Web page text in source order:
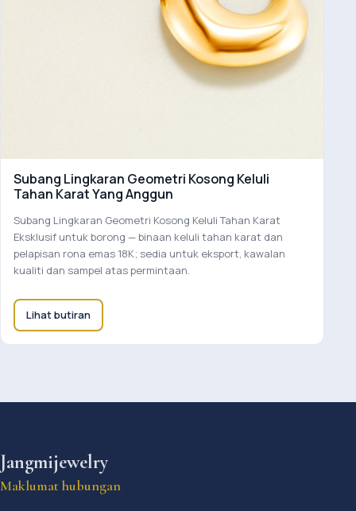
Subang Lingkaran Geometri Kosong Keluli
Tahan Karat Yang Anggun
Subang Lingkaran Geometri Kosong Keluli Tahan Karat
Eksklusif untuk borong — binaan keluli tahan karat dan
pelapisan rona emas 18K; sedia untuk eksport, kawalan
kualiti dan sampel atas permintaan.
Lihat butiran
Jangmijewelry
Maklumat hubungan